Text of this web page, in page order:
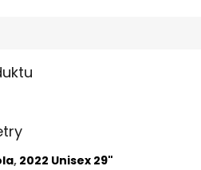
, 2022 Unisex 29"